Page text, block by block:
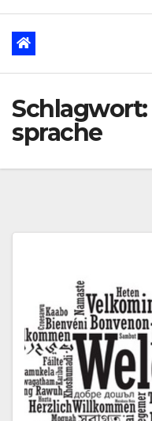
Schlagwort:
sprache